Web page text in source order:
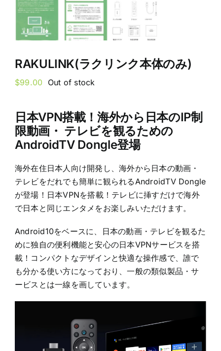
RAKULINK(ラクリンク本体のみ)
$99.00 Out of stock
日本VPN搭載！海外から日本のIP制
限動画・ テレビを観るための
AndroidTV Dongle登場
海外在住日本人向け開発し、海外から日本の動画・
テレビをだれでも簡単に観られるAndroidTV Dongle
が登場！日本VPNを搭載！テレビに挿すだけで海外
で日本と同じエンタメをお楽しみいただけます。
Android10をベースに、日本の動画・テレビを観るた
めに独自の便利機能と安心の日本VPNサービスを搭
載！コンパクトなデザインと快適な操作感で、誰で
も分かる使い方になっており、一般の類似製品・サ
ービスとは一線を画しています。